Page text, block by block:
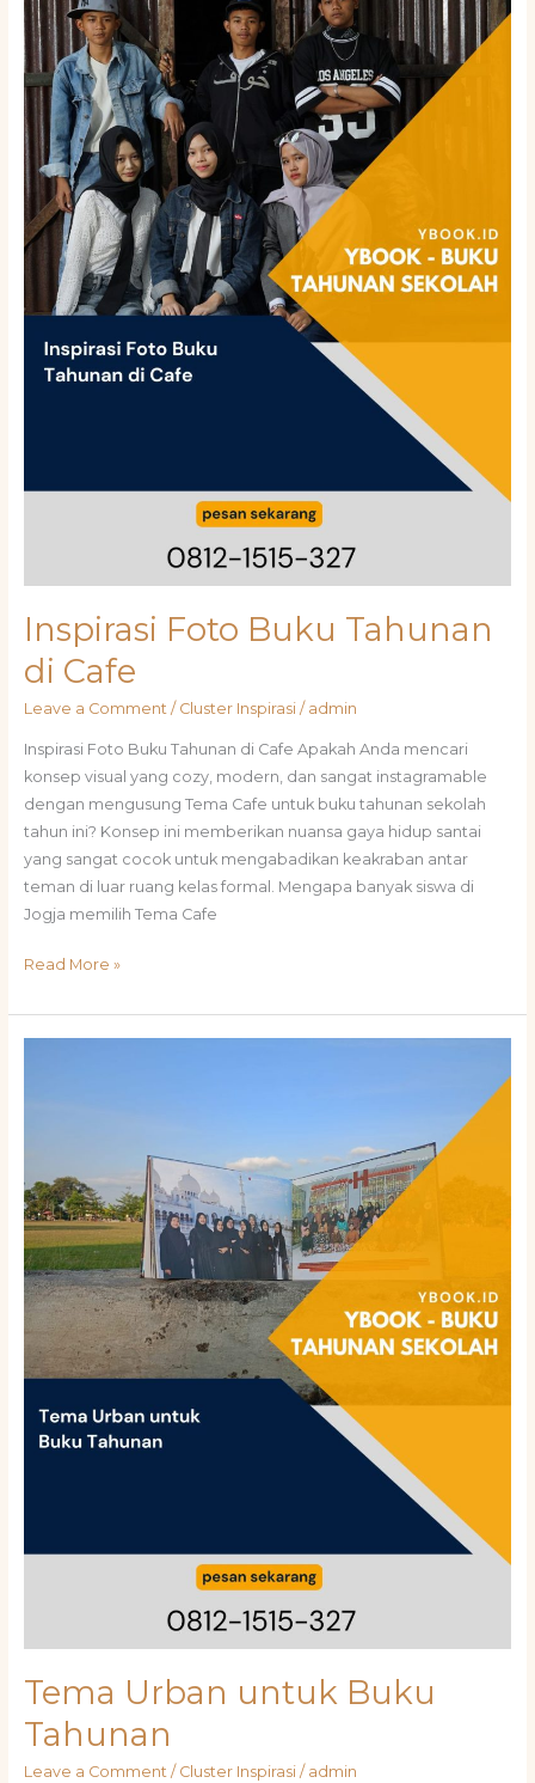
Inspirasi Foto Buku Tahunan
di Cafe
Leave a Comment / Cluster Inspirasi/ admin
Inspirasi Foto Buku Tahunan di Cafe Apakah Anda mencari
konsep visual yang cozy, modern, dan sangat instagramable
dengan mengusung Tema Cafe untuk buku tahunan sekolah
tahun ini? Konsep ini memberikan nuansa gaya hidup santai
yang sangat cocok untuk mengabadikan keakraban antar
teman di luar ruang kelas formal. Mengapa banyak siswa di
Jogja memilih Tema Cafe
Foto
Buku
Tahunan
di
Cafe
Read More »
Tema Urban untuk Buku
Tahunan
Leave a Comment / Cluster Inspirasi/ admin